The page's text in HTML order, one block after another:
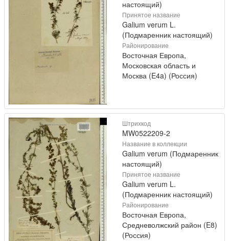
настоящий)
Принятое название
Galium verum L.
(Подмаренник настоящий)
Районирование
Восточная Европа,
Московская область и
Москва (E4a) (Россия)
Штрихкод
MW0522209-2
Название в коллекции
Galium verum (Подмаренник
настоящий)
Принятое название
Galium verum L.
(Подмаренник настоящий)
Районирование
Восточная Европа,
Средневолжский район (E8)
(Россия)